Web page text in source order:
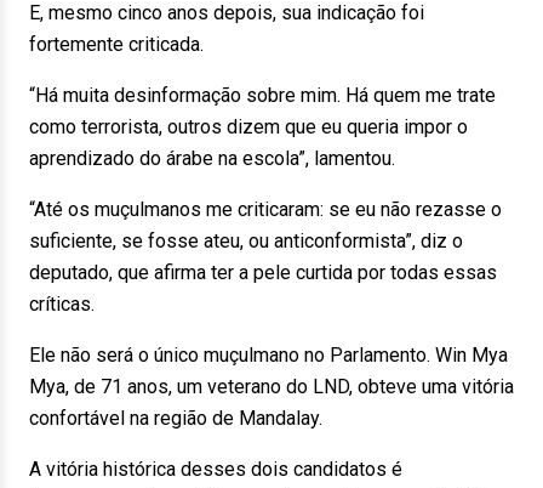
E, mesmo cinco anos depois, sua indicação foi
fortemente criticada.
“Há muita desinformação sobre mim. Há quem me trate
como terrorista, outros dizem que eu queria impor o
aprendizado do árabe na escola”, lamentou.
“Até os muçulmanos me criticaram: se eu não rezasse o
suficiente, se fosse ateu, ou anticonformista”, diz o
deputado, que afirma ter a pele curtida por todas essas
críticas.
Ele não será o único muçulmano no Parlamento. Win Mya
Mya, de 71 anos, um veterano do LND, obteve uma vitória
confortável na região de Mandalay.
A vitória histórica desses dois candidatos é